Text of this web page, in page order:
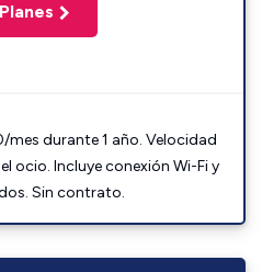
durante 1 año. Velocidad
ocio. Incluye conexión Wi-Fi y
Sin contrato.